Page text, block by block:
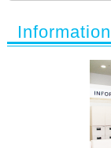
Information